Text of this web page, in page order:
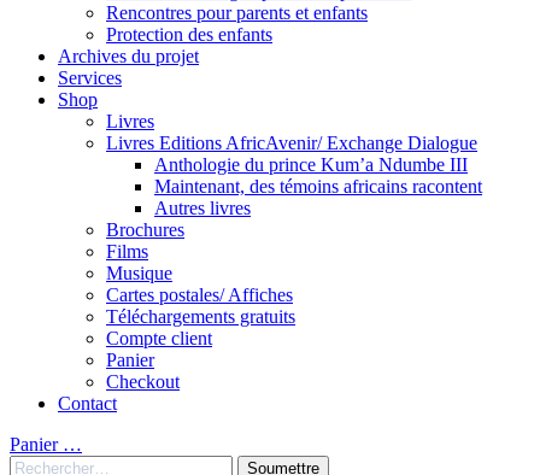
Rencontres pour parents et enfants
Protection des enfants
Archives du projet
Services
Shop
Livres
Livres Editions AfricAvenir/ Exchange Dialogue
Anthologie du prince Kum’a Ndumbe III
Maintenant, des témoins africains racontent
Autres livres
Brochures
Films
Musique
Cartes postales/ Affiches
Téléchargements gratuits
Compte client
Panier
Checkout
Contact
Panier …